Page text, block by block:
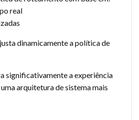
real
dinamicamente a política de
significativamente a experiência
arquitetura de sistema mais